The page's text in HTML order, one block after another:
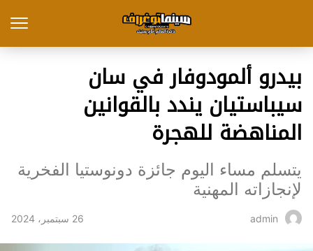
بيدرو ألمودوفار في سان
سيباستيان يندد بالقوانين
المناهضة للهجرة
يتسلم مساء اليوم جائزة دونوستيا الفخرية
لإنجازاته المهنية
admin 26 سبتمبر، 2024